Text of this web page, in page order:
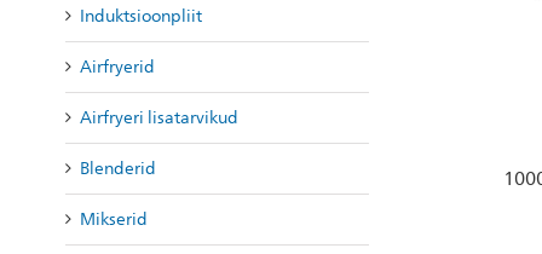
Induktsioonpliit
Airfryerid
Airfryeri lisatarvikud
Blenderid
Mikserid